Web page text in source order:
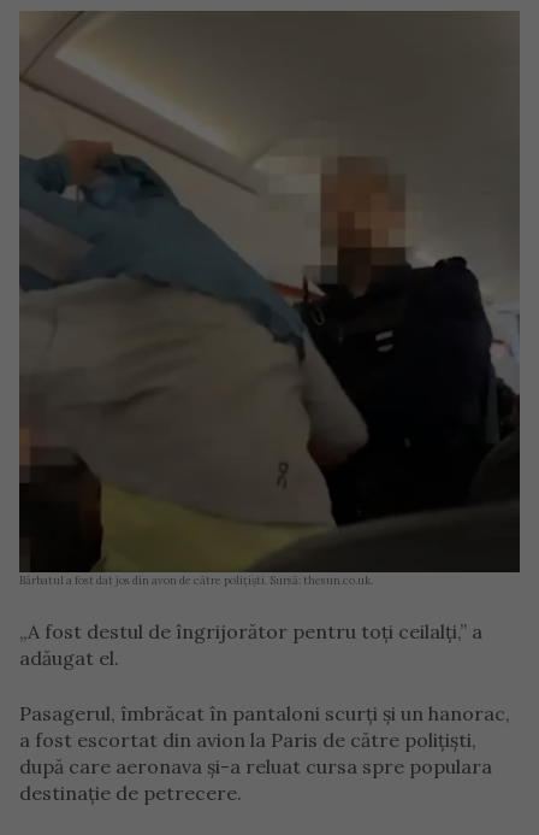
Bărbatul a fost dat jos din avon de către polițiști. Sursă: thesun.co.uk.
„A fost destul de îngrijorător pentru toți ceilalți,” a
adăugat el.
Pasagerul, îmbrăcat în pantaloni scurți și un hanorac,
a fost escortat din avion la Paris de către polițiști,
după care aeronava și-a reluat cursa spre populara
destinație de petrecere.